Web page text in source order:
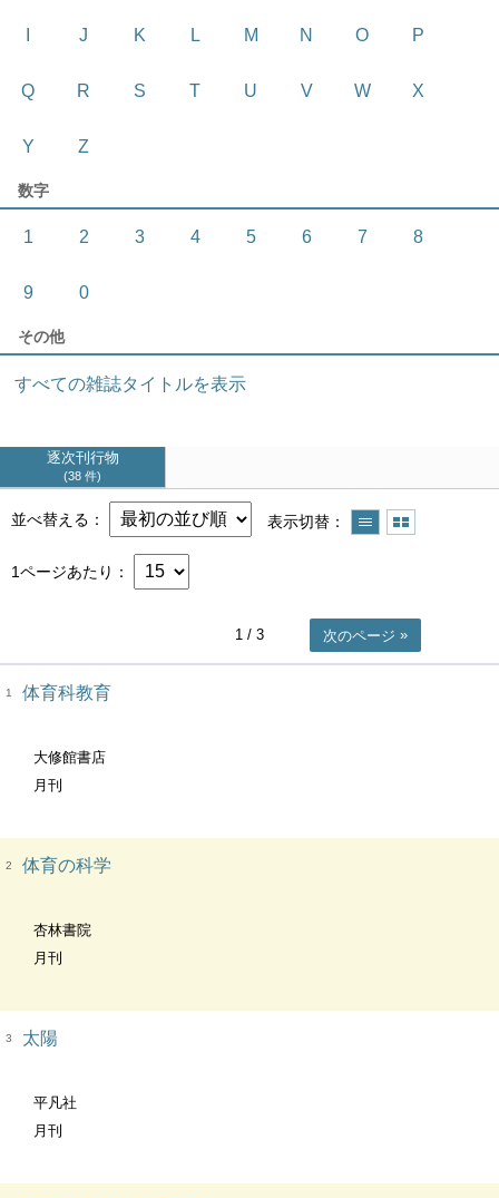
J K L M N O P
Q R S T U V W X
Y Z
数字
1 2 3 4 5 6 7 8
9 0
その他
すべての雑誌タイトルを表示
逐次刊行物
38 件
並べ替える 表示切替
1ページあたり
1 / 3 次のページ
1 体育科教育
大修館書店
月刊
2 体育の科学
杏林書院
月刊
3 太陽
平凡社
月刊